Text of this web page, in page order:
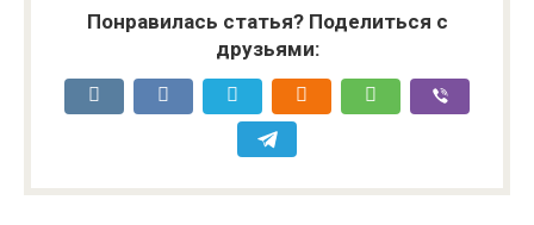
Понравилась статья? Поделиться с
друзьями: